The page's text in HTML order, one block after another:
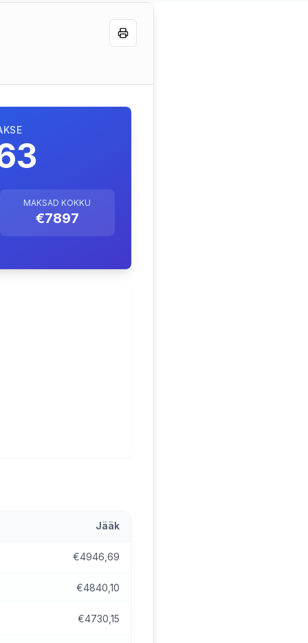
Print
MAKSAD KOKKU
€7897
Jääk
€4946,69
€4840,10
€4730,15